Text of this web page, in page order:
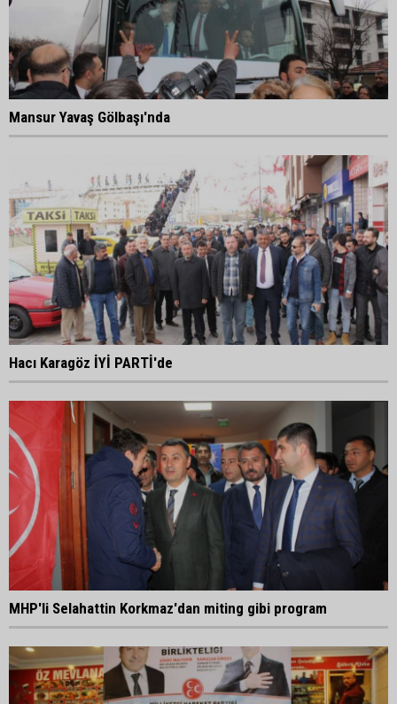
Mansur Yavaş Gölbaşı'nda
Hacı Karagöz İYİ PARTİ'de
MHP'li Selahattin Korkmaz'dan miting gibi program